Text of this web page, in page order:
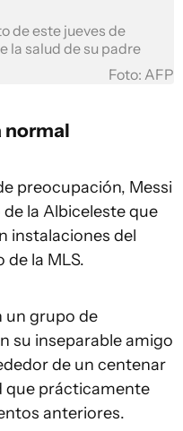
de este jueves de
la salud de su padre
Foto: AFP
normal
preocupación, Messi
la Albiceleste que
instalaciones del
de la MLS.
un grupo de
su inseparable amigo
de un centenar
que prácticamente
anteriores.